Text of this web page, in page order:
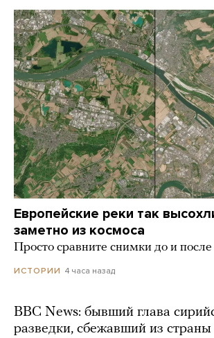
Европейские реки так
заметно из космоса
Просто сравните снимки до и после
ИСТОРИИ 4 часа назад
BBC News: бывший глава
разведки, сбежавший из страны